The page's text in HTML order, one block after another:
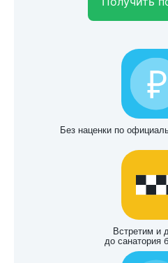
Без наценки по
Встретим и
до санатория